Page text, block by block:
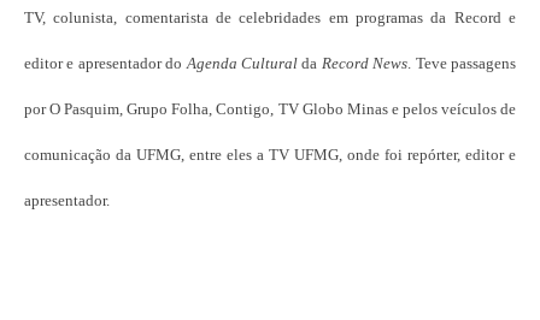
TV, colunista, comentarista de celebridades em programas da Record e
editor e apresentador do Agenda Culturalda Record News . Teve passagens
por O Pasquim, Grupo Folha, Contigo, TV Globo Minas e pelos veículos de
comunicação da UFMG, entre eles a TV UFMG, onde foi repórter, editor e
apresentador.